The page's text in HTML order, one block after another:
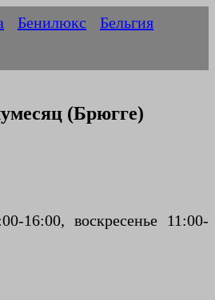
Бенилюкс
Бельгия
(Брюгге)
16:00, воскресенье 11:00-